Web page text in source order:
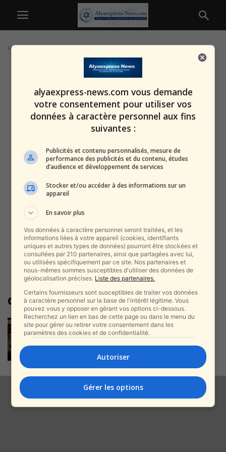
Home
détournement
Des millions de shekels ont
disparu — et les élèves de...
alxprss_sab - 11 juin 2026
alyaexpress-news.com vous demande
votre consentement pour utiliser vos
données à caractère personnel aux fins
suivantes :
Publicités et contenu personnalisés, mesure de
performance des publicités et du contenu, études
d’audience et développement de services
Stocker et/ou accéder à des informations sur un
appareil
En savoir plus
Vos données à caractère personnel seront traitées, et les
informations liées à votre appareil (cookies, identifiants
uniques et autres types de données) pourront être stockées et
consultées par 210 partenaires, ainsi que partagées avec lui,
ou utilisées spécifiquement par ce site. Nos partenaires et
nous-mêmes sommes susceptibles d'utiliser des données de
géolocalisation précises. Liste des partenaires.
Certains fournisseurs sont susceptibles de traiter vos données
à caractère personnel sur la base de l'intérêt légitime. Vous
pouvez vous y opposer en gérant vos options ci-dessous.
Recherchez un lien en bas de cette page ou dans le menu du
site pour gérer ou retirer votre consentement dans les
paramètres des cookies et de confidentialité.
Autoriser
Gérer les options